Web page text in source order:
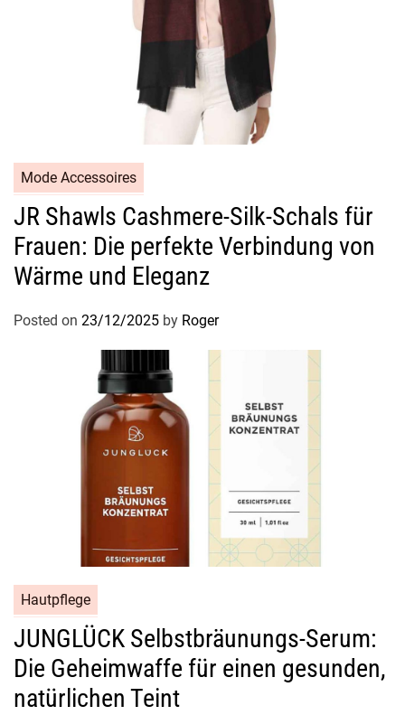
Mode Accessoires
JR Shawls Cashmere-Silk-Schals für
Frauen: Die perfekte Verbindung von
Wärme und Eleganz
Posted on 23/12/2025 by Roger
Hautpflege
JUNGLÜCK Selbstbräunungs-Serum:
Die Geheimwaffe für einen gesunden,
natürlichen Teint